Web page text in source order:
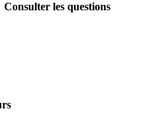
Consulter les questions